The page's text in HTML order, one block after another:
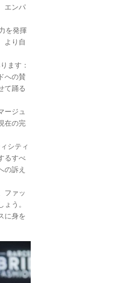
エンパ
を発揮
より自
ます：
への賛
て踊る
ージュ
在の完
シティ
るすべ
の訴え
ファッ
う。
に身を